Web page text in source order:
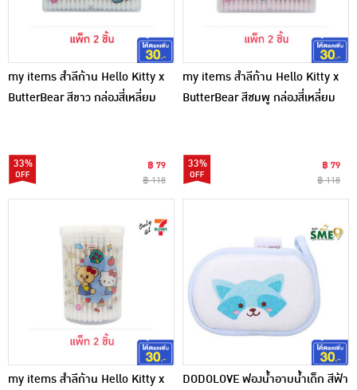
my items สำลีก้าน Hello Kitty x
ButterBear สีขาว กล่องสี่เหลี่ยม
33%
฿ 79
฿ 118
my items สำลีก้าน Hello Kitty x
ButterBear สีชมพู กล่องสี่เหลี่ยม
33%
฿ 79
฿ 118
my items สำลีก้าน Hello Kitty x
DODOLOVE ฟองน้ำอาบน้ำเด็ก สีฟ้า